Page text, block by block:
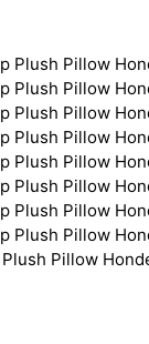
Plush Pillow
Plush Pillow
Plush Pillow
Plush Pillow
Plush Pillow
Plush Pillow
Plush Pillow
Plush Pillow
Plush Pillow